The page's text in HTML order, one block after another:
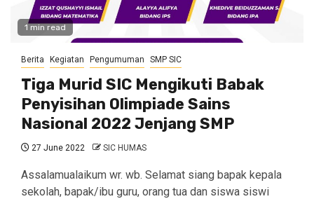
1 min read
Berita Kegiatan Pengumuman SMP SIC
Tiga Murid SIC Mengikuti Babak
Penyisihan Olimpiade Sains
Nasional 2022 Jenjang SMP
27 June 2022 SIC HUMAS
Assalamualaikum wr. wb. Selamat siang bapak kepala
sekolah, bapak/ibu guru, orang tua dan siswa siswi